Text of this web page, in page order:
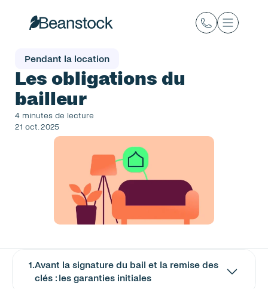
Pendant la location
Les obligations du
bailleur
4 minutes de lecture
21 oct. 2025
1.Avant la signature du bail et la remise des
clés : les garanties initiales